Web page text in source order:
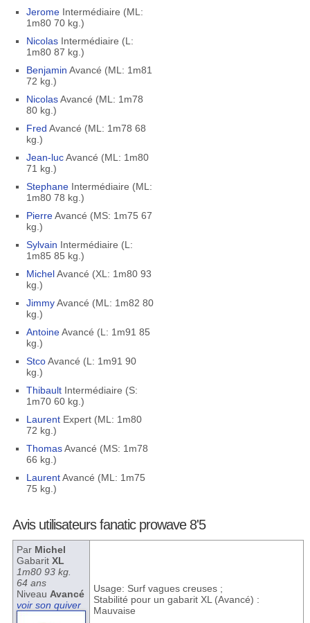
JeromeIntermédiaire (ML:
1m80 70 kg.)
NicolasIntermédiaire (L:
1m80 87 kg.)
Benjamin Avancé (ML: 1m81
72 kg.)
NicolasAvancé (ML: 1m78
80 kg.)
Fred Avancé (ML: 1m78 68
kg.)
Jean-lucAvancé (ML: 1m80
71 kg.)
StephaneIntermédiaire (ML:
1m80 78 kg.)
PierreAvancé (MS: 1m75 67
kg.)
Sylvain Intermédiaire (L:
1m85 85 kg.)
MichelAvancé (XL: 1m80 93
kg.)
JimmyAvancé (ML: 1m82 80
kg.)
AntoineAvancé (L: 1m91 85
kg.)
StcoAvancé (L: 1m91 90
kg.)
ThibaultIntermédiaire (S:
1m70 60 kg.)
LaurentExpert (ML: 1m80
72 kg.)
ThomasAvancé (MS: 1m78
66 kg.)
LaurentAvancé (ML: 1m75
75 kg.)
Avis utilisateurs fanatic prowave 8'5
Par Michel
Gabarit XL
1m80 93 kg.
64 ans
Niveau Avancé
voir son quiver
Usage: Surf vagues creuses ;
Stabilité pour un gabarit XL (Avancé) :
Mauvaise